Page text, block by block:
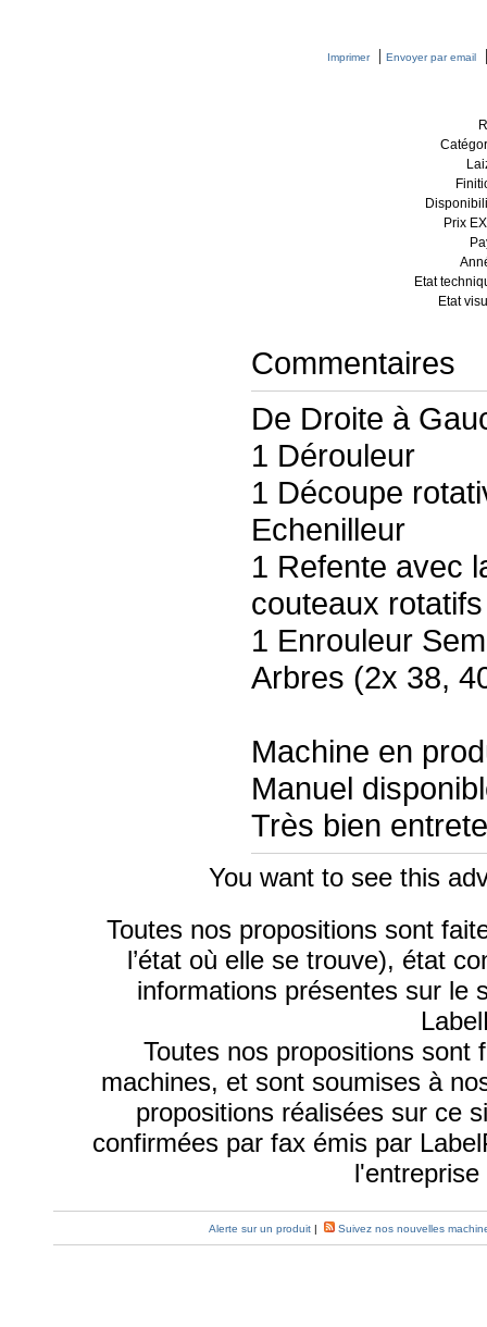
Imprimer| Envoyer par email
Prix
Etat
Etat
Commentaires
De Droite à
1 Dérouleur
1 Découpe
Echenilleur
1 Refente avec
couteaux rotatifs
1 Enrouleur
Arbres (2x 38,
Machine en
Manuel
Très bien
You want to see this
Toutes nos propositions sont
l’état où elle se trouve), état
informations présentes sur le
Toutes nos propositions sont
machines, et sont soumises à
propositions réalisées sur ce
confirmées par fax émis par
Alerte sur un produit | Suivez nos nouvelles